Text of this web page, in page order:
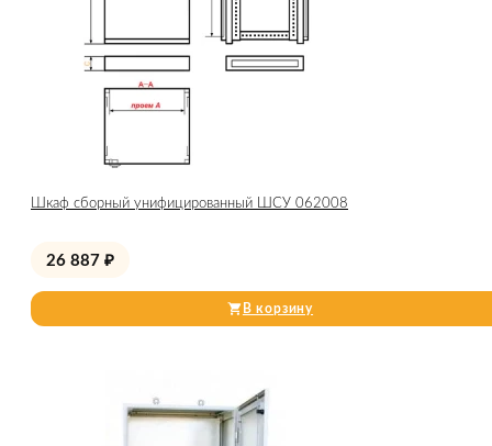
Шкаф сборный унифицированный ШСУ 062008
26 887 ₽
В корзину